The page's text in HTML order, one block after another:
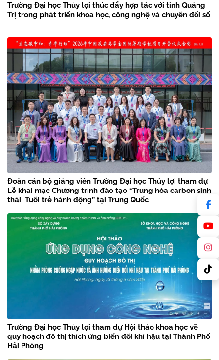
Trường Đại học Thủy lợi thúc đẩy hợp tác với tỉnh Quảng
Trị trong phát triển khoa học, công nghệ và chuyển đổi số
Đoàn cán bộ giảng viên Trường Đại học Thủy lợi tham dự
Lễ khai mạc Chương trình đào tạo “Trung hòa carbon sinh
thái: Tuổi trẻ hành động” tại Trung Quốc
Trường Đại học Thủy lợi tham dự Hội thảo khoa học về
quy hoạch đô thị thích ứng biến đổi khí hậu tại Thành Phố
Hải Phòng